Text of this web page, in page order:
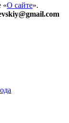
«О сайте».